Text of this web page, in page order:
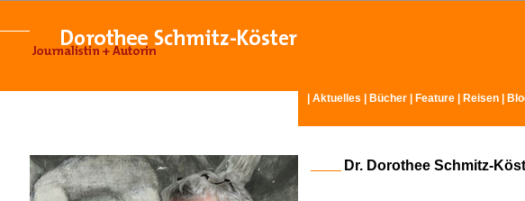
Aktuelles Bücher Feature Reisen
Dr. Dorothee Schmitz-